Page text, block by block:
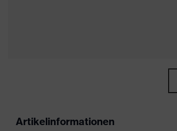
Artikelinformationen